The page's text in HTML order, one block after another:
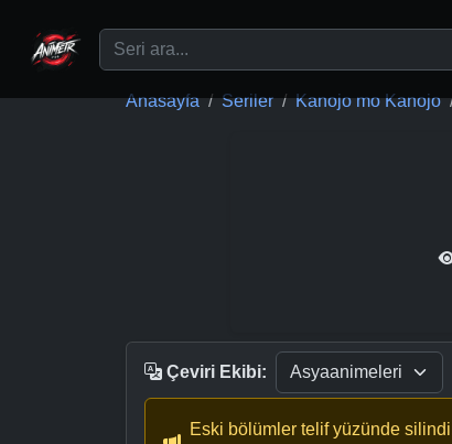
Anasayfa Seriler Kanojo mo Kanojo
Çeviri Ekibi:
Eski bölümler telif yüzünde